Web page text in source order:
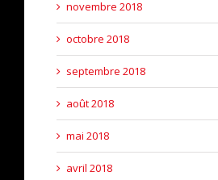
novembre 2018
octobre 2018
septembre 2018
août 2018
mai 2018
avril 2018